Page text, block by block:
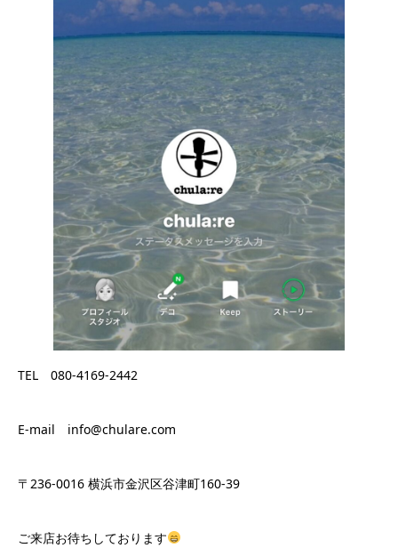
TEL 080-4169-2442
E-mail info@chulare.com
〒236-0016 横浜市金沢区谷津町160-39
ご来店お待ちしております